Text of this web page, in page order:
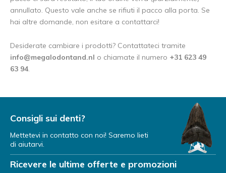
annullato. Questo vale anche se rifiuti il pacco alla porta. Se
hai altre domande, non esitare a contattarci!
Desiderate cambiare i prodotti? Contattateci tramite
info@megalodontand.nl o chiamate il numero +31 623 49
63 94.
Consigli sui denti?
Mettetevi in contatto con noi! Saremo lieti
di aiutarvi.
Ricevere le ultime offerte e promozioni